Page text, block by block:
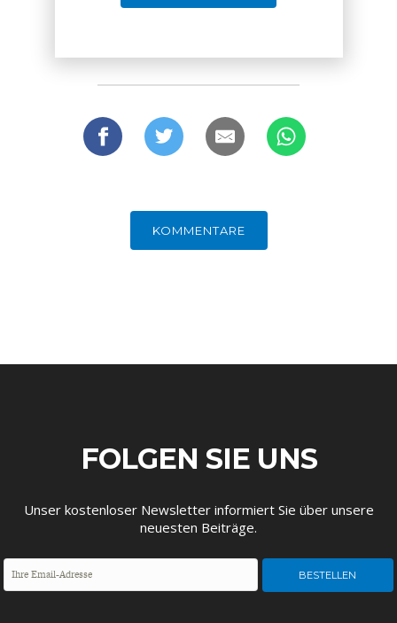
DEUTSCHLAND UND DIE
DAS POST-CORONA-
ZEITALTER
MAKROTHEK
ÖKONOMENSZENE
KOMMENTARE
FOLGEN SIE UNS
Unser kostenloser Newsletter informiert Sie über unsere
neuesten Beiträge.